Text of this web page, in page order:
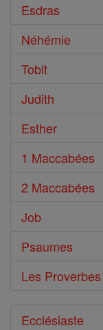
Esdras
Néhémie
Tobit
Judith
Esther
1 Maccabées
2 Maccabées
Job
Psaumes
Les Proverbes
Ecclésiaste